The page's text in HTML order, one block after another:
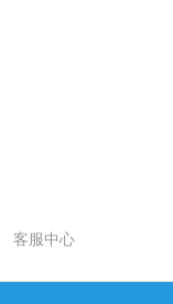
客服中心